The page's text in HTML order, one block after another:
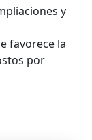
y
favorece la
por